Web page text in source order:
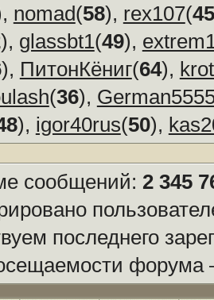
nomad(58), rex107(45
), glassbt1(49),
), ПитонКёниг(64),
(36),
), igor40rus(50),
сообщений: 2 345
последнего